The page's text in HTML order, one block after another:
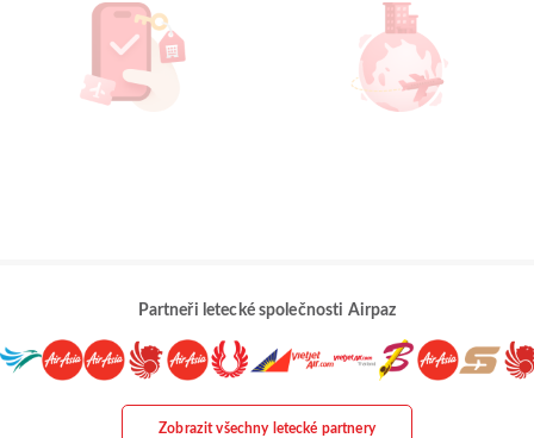
Partneři letecké společnosti Airpaz
Zobrazit všechny letecké partnery